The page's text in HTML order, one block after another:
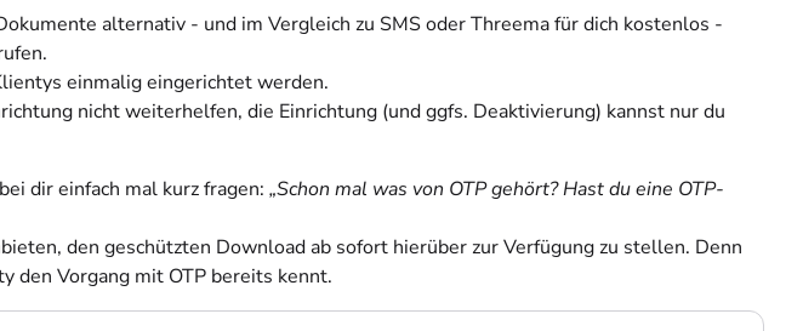
alternativ - und im Vergleich zu SMS oder Threema für dich kostenlos -
einmalig eingerichtet werden.
nicht weiterhelfen, die Einrichtung (und ggfs. Deaktivierung) kannst nur du
dir einfach mal kurz fragen: „Schon mal was von OTP gehört? Hast du eine OTP-
den geschützten Download ab sofort hierüber zur Verfügung zu stellen. Denn
den Vorgang mit OTP bereits kennt.